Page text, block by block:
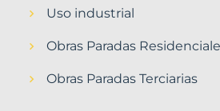
Uso industrial
Obras Paradas
Obras Paradas Terciarias